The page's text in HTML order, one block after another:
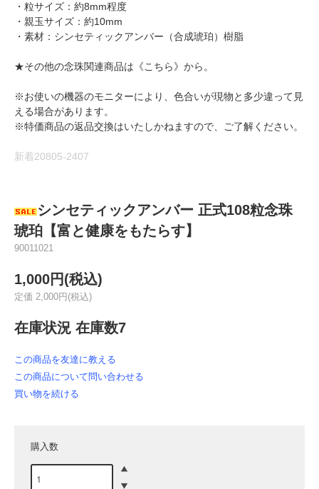
・粒サイズ：約8mm程度
・親玉サイズ：約10mm
・素材：シンセティックアンバー（合成琥珀）樹脂
★その他の念珠関連商品は《こちら》から。
※お使いの機器のモニターにより、色合いが現物と多少違って見
える場合があります。
※特価商品の返品交換はいたしかねますので、ご了解ください。
新着20805-2407
シンセティックアンバー 正式108粒念珠
琥珀【富と健康をもたらす】
90011021
1,000円(税込)
定価 2,000円(税込)
在庫状況 在庫数7
この商品を友達に教える
この商品について問い合わせる
買い物を続ける
購入数